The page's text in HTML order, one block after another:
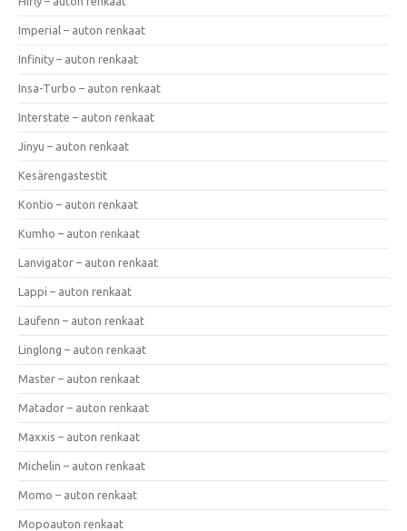
Imperial – auton renkaat
Infinity – auton renkaat
Insa-Turbo – auton renkaat
Interstate – auton renkaat
Jinyu – auton renkaat
Kesärengastestit
Kontio – auton renkaat
Kumho – auton renkaat
Lanvigator – auton renkaat
Lappi – auton renkaat
Laufenn – auton renkaat
Linglong – auton renkaat
Master – auton renkaat
Matador – auton renkaat
Maxxis – auton renkaat
Michelin – auton renkaat
Momo – auton renkaat
Mopoauton renkaat